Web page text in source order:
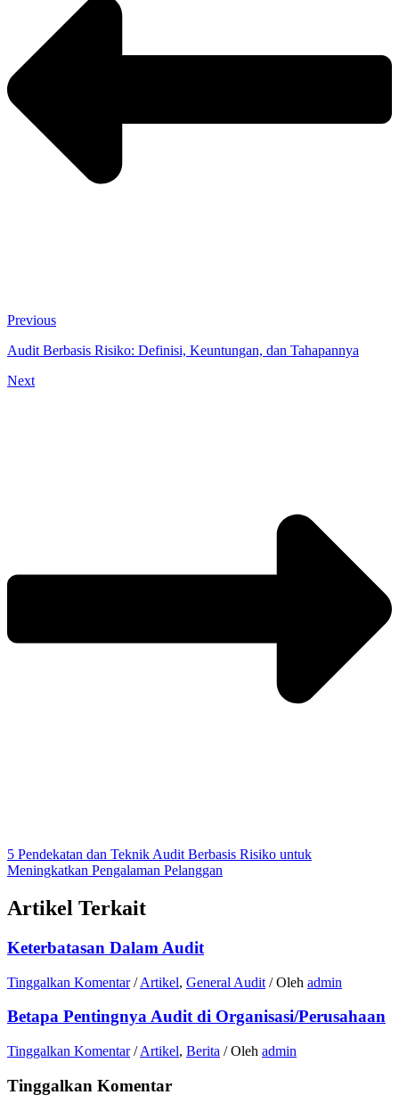
Previous
Audit Berbasis Risiko: Definisi, Keuntungan, dan Tahapannya
Next
5 Pendekatan dan Teknik Audit Berbasis Risiko untuk
Meningkatkan Pengalaman Pelanggan
Artikel Terkait
Keterbatasan Dalam Audit
Tinggalkan Komentar /Artikel, General Audit / Oleh admin
Betapa Pentingnya Audit di Organisasi/Perusahaan
Tinggalkan Komentar /Artikel, Berita / Oleh admin
Tinggalkan Komentar